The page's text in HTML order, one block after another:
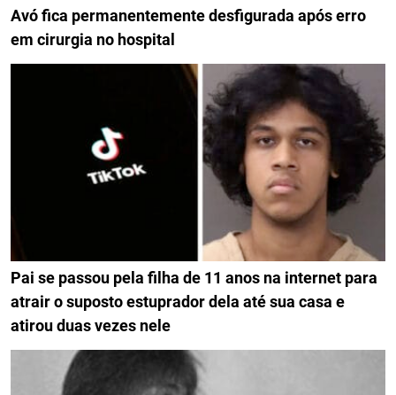
Avó fica permanentemente desfigurada após erro
em cirurgia no hospital
Pai se passou pela filha de 11 anos na internet para
atrair o suposto estuprador dela até sua casa e
atirou duas vezes nele